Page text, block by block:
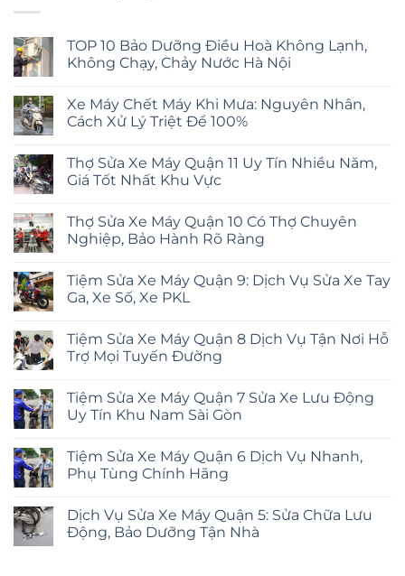
TOP 10 Bảo Dưỡng Điều Hoà Không Lạnh,
Không Chạy, Chảy Nước Hà Nội
Xe Máy Chết Máy Khi Mưa: Nguyên Nhân,
Cách Xử Lý Triệt Để 100%
Thợ Sửa Xe Máy Quận 11 Uy Tín Nhiều Năm,
Giá Tốt Nhất Khu Vực
Thợ Sửa Xe Máy Quận 10 Có Thợ Chuyên
Nghiệp, Bảo Hành Rõ Ràng
Tiệm Sửa Xe Máy Quận 9: Dịch Vụ Sửa Xe Tay
Ga, Xe Số, Xe PKL
Tiệm Sửa Xe Máy Quận 8 Dịch Vụ Tận Nơi Hỗ
Trợ Mọi Tuyến Đường
Tiệm Sửa Xe Máy Quận 7 Sửa Xe Lưu Động
Uy Tín Khu Nam Sài Gòn
Tiệm Sửa Xe Máy Quận 6 Dịch Vụ Nhanh,
Phụ Tùng Chính Hãng
Dịch Vụ Sửa Xe Máy Quận 5: Sửa Chữa Lưu
Động, Bảo Dưỡng Tận Nhà